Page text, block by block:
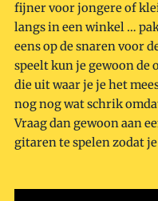
fijner voor jongere of
langs in een winkel …
eens op de snaren voor
speelt kun je gewoon de
die uit waar je je het
nog nog wat schrik
Vraag dan gewoon aan
gitaren te spelen zodat